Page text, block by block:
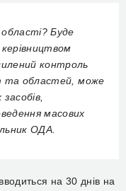
Буде
контроль
та областей, може
масових
ОДА.
на 30 днів на